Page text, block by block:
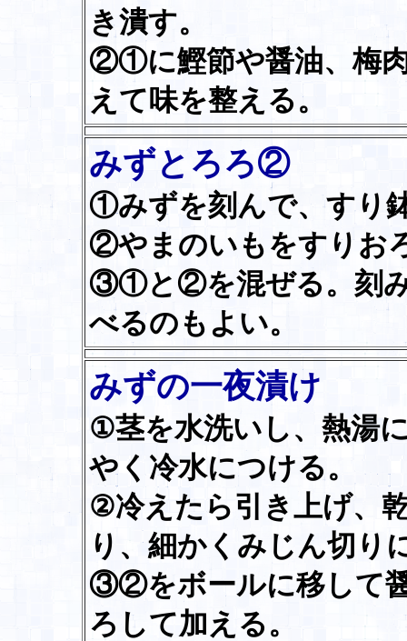
き潰す。
②①に鰹節や醤油、梅
えて味を整える。
みずとろろ②
①みずを刻んで、すり
②やまのいもをすりお
③①と②を混ぜる。刻み
べるのもよい。
みずの一夜漬け
①茎を水洗いし、熱湯
やく冷水につける。
②冷えたら引き上げ、
り、細かくみじん切り
③②をボールに移して
ろして加える。